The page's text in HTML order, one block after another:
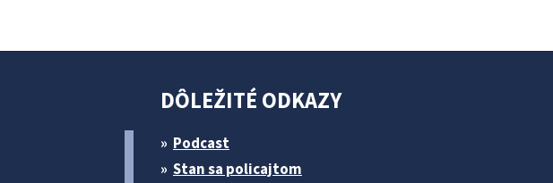
DÔLEŽITÉ ODKAZY
Podcast
Stan sa policajtom